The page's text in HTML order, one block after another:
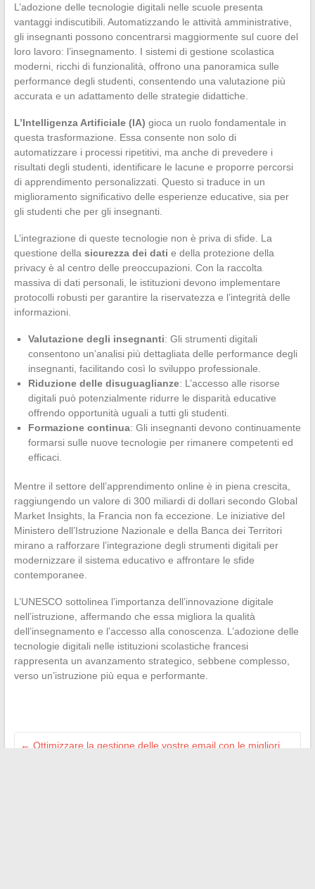
L’adozione delle tecnologie digitali nelle scuole presenta
vantaggi indiscutibili. Automatizzando le attività amministrative,
gli insegnanti possono concentrarsi maggiormente sul cuore del
loro lavoro: l’insegnamento. I sistemi di gestione scolastica
moderni, ricchi di funzionalità, offrono una panoramica sulle
performance degli studenti, consentendo una valutazione più
accurata e un adattamento delle strategie didattiche.
L’Intelligenza Artificiale (IA) gioca un ruolo fondamentale in
questa trasformazione. Essa consente non solo di
automatizzare i processi ripetitivi, ma anche di prevedere i
risultati degli studenti, identificare le lacune e proporre percorsi
di apprendimento personalizzati. Questo si traduce in un
miglioramento significativo delle esperienze educative, sia per
gli studenti che per gli insegnanti.
L’integrazione di queste tecnologie non è priva di sfide. La
questione della sicurezza dei dati e della protezione della
privacy è al centro delle preoccupazioni. Con la raccolta
massiva di dati personali, le istituzioni devono implementare
protocolli robusti per garantire la riservatezza e l’integrità delle
informazioni.
Valutazione degli insegnanti: Gli strumenti digitali
consentono un’analisi più dettagliata delle performance degli
insegnanti, facilitando così lo sviluppo professionale.
Riduzione delle disuguaglianze: L’accesso alle risorse
digitali può potenzialmente ridurre le disparità educative
offrendo opportunità uguali a tutti gli studenti.
Formazione continua: Gli insegnanti devono continuamente
formarsi sulle nuove tecnologie per rimanere competenti ed
efficaci.
Mentre il settore dell’apprendimento online è in piena crescita,
raggiungendo un valore di 300 miliardi di dollari secondo Global
Market Insights, la Francia non fa eccezione. Le iniziative del
Ministero dell’Istruzione Nazionale e della Banca dei Territori
mirano a rafforzare l’integrazione degli strumenti digitali per
modernizzare il sistema educativo e affrontare le sfide
contemporanee.
L’UNESCO sottolinea l’importanza dell’innovazione digitale
nell’istruzione, affermando che essa migliora la qualità
dell’insegnamento e l’accesso alla conoscenza. L’adozione delle
tecnologie digitali nelle istituzioni scolastiche francesi
rappresenta un avanzamento strategico, sebbene complesso,
verso un’istruzione più equa e performante.
← Ottimizzare la gestione delle vostre email con le migliori